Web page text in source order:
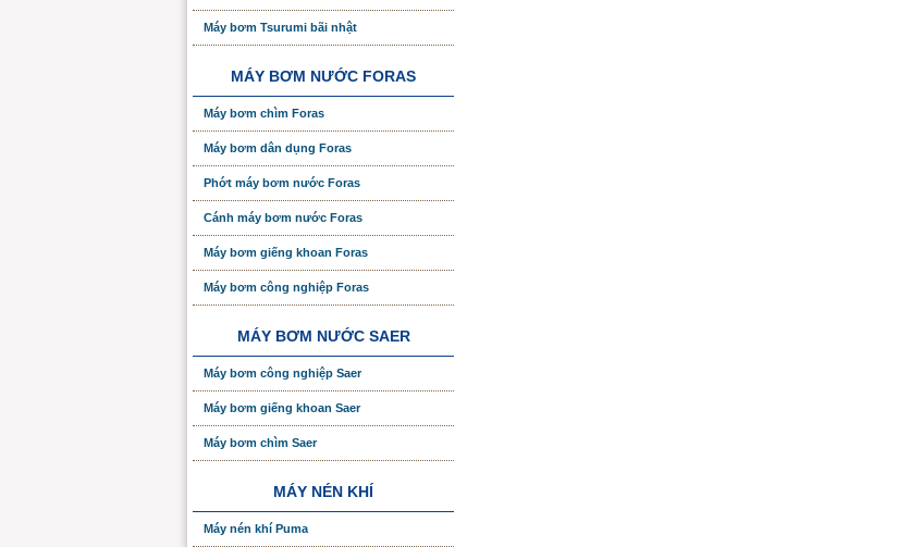
Máy bơm Tsurumi bãi nhật
MÁY BƠM NƯỚC FORAS
Máy bơm chìm Foras
Máy bơm dân dụng Foras
Phớt máy bơm nước Foras
Cánh máy bơm nước Foras
Máy bơm giếng khoan Foras
Máy bơm công nghiệp Foras
MÁY BƠM NƯỚC SAER
Máy bơm công nghiệp Saer
Máy bơm giếng khoan Saer
Máy bơm chìm Saer
MÁY NÉN KHÍ
Máy nén khí Puma